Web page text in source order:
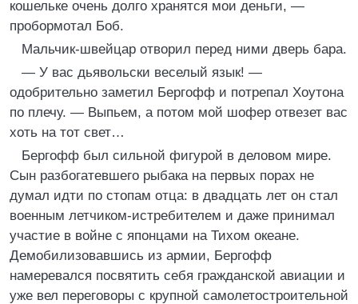
кошельке очень долго хранятся мои деньги, —
пробормотал Боб.
Мальчик-швейцар отворил перед ними дверь бара.
— У вас дьявольски веселый язык! —
одобрительно заметил Бергофф и потрепал Хоутона
по плечу. — Выпьем, а потом мой шофер отвезет вас
хоть на тот свет…
Бергофф был сильной фигурой в деловом мире.
Сын разбогатевшего рыбака на первых порах не
думал идти по стопам отца: в двадцать лет он стал
военным летчиком-истребителем и даже принимал
участие в войне с японцами на Тихом океане.
Демобилизовавшись из армии, Бергофф
намеревался посвятить себя гражданской авиации и
уже вел переговоры с крупной самолетостроительной